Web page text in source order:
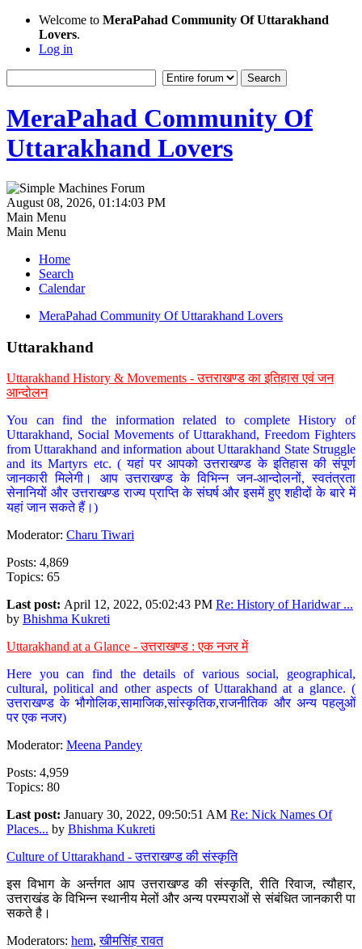
Welcome to MeraPahad Community Of Uttarakhand
Lovers.
Log in
MeraPahad Community Of
Uttarakhand Lovers
August 08, 2026, 01:14:03 PM
Main Menu
Main Menu
Home
Search
Calendar
MeraPahad Community Of Uttarakhand Lovers
Uttarakhand
Uttarakhand History & Movements - उत्तराखण्ड का इतिहास एवं जन
आन्दोलन
You can find the information related to complete History of
Uttarakhand, Social Movements of Uttarakhand, Freedom Fighters
from Uttarakhand and information about Uttarakhand State Struggle
and its Martyrs etc. ( यहां पर आपको उत्तराखण्ड के इतिहास की संपूर्ण
जानकारी मिलेगी। आप उत्तराखण्ड के विभिन्न जन-आन्दोलनों, स्वतंत्रता
सेनानियों और उत्तराखण्ड राज्य प्राप्ति के संघर्ष और इसमें हुए शहीदों के बारे में
यहां जान सकते हैं।)
Moderator: Charu Tiwari
Posts: 4,869
Topics: 65
Last post: April 12, 2022, 05:02:43 PM Re: History of Haridwar ...
by Bhishma Kukreti
Uttarakhand at a Glance - उत्तराखण्ड : एक नजर में
Here you can find the details of various social, geographical,
cultural, political and other aspects of Uttarakhand at a glance. (
उत्तराखण्ड के भौगोलिक,सामाजिक,सांस्कृतिक,राजनीतिक और अन्य पहलुओं
पर एक नजर)
Moderator: Meena Pandey
Posts: 4,959
Topics: 80
Last post: January 30, 2022, 09:50:51 AM Re: Nick Names Of
Places... by Bhishma Kukreti
Culture of Uttarakhand - उत्तराखण्ड की संस्कृति
इस विभाग के अर्न्तगत आप उत्तराखण्ड की संस्कृति, रीति रिवाज, त्यौहार,
उत्तराखंड के विभिन्न स्थानीय मेलों और अन्य परम्पराओं से संबंधित जानकारी पा
सकते है।
Moderators: hem,खीमसिंह रावत